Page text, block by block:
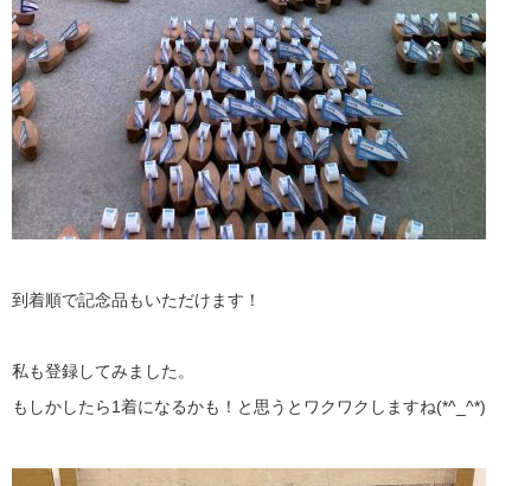
到着順で記念品もいただけます！
私も登録してみました。
もしかしたら1着になるかも！と思うとワクワクしますね(*^_^*)